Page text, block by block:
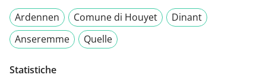
Ardennen
Comune di Houyet
Dinant
Anseremme
Quelle
Statistiche